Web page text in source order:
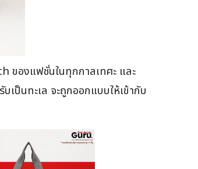
ของแฟชั่นในทุกกาลเทศะ และ
เป็นทะเล จะถูกออกแบบให้เข้ากับ